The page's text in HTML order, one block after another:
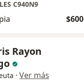
C940N9
$600
Rayon
· Ver más